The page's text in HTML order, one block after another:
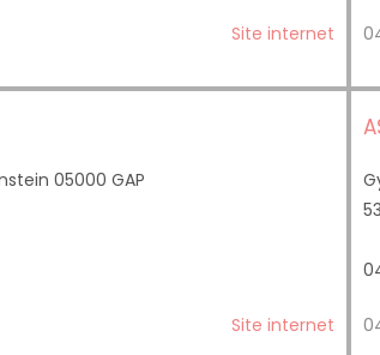
Site internet
05000 GAP
Site internet